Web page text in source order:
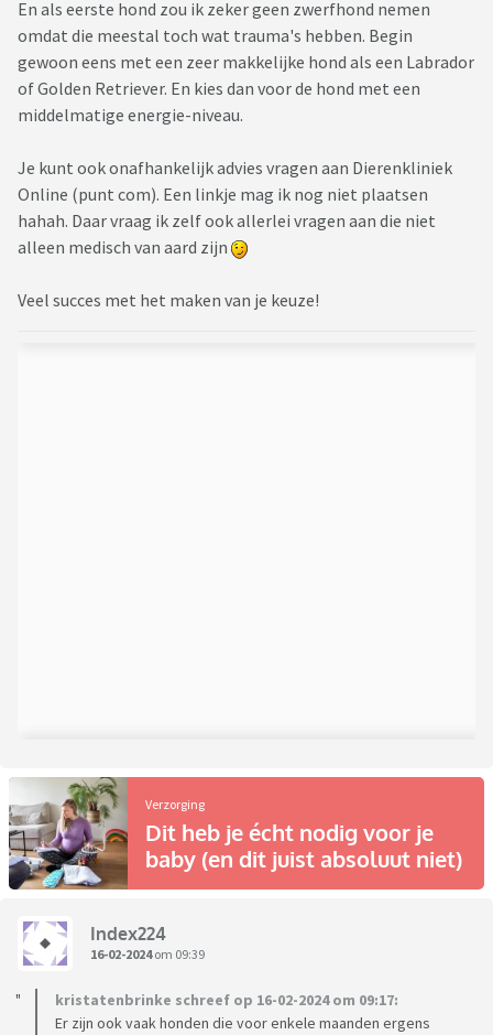
En als eerste hond zou ik zeker geen zwerfhond nemen
omdat die meestal toch wat trauma's hebben. Begin
gewoon eens met een zeer makkelijke hond als een Labrador
of Golden Retriever. En kies dan voor de hond met een
middelmatige energie-niveau.
Je kunt ook onafhankelijk advies vragen aan Dierenkliniek
Online (punt com). Een linkje mag ik nog niet plaatsen
hahah. Daar vraag ik zelf ook allerlei vragen aan die niet
alleen medisch van aard zijn
Veel succes met het maken van je keuze!
Verzorging
Dit heb je écht nodig voor je
baby (en dit juist absoluut niet)
Index224
16-02-2024om 09:39
kristatenbrinke schreef op 16-02-2024 om 09:17:
Er zijn ook vaak honden die voor enkele maanden ergens